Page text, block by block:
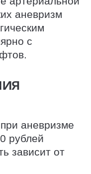
аневризм
с
аневризме
рублей
зависит от